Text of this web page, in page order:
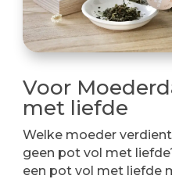
Voor
met liefde
Welke moeder
geen pot vol met
een pot vol met liefde